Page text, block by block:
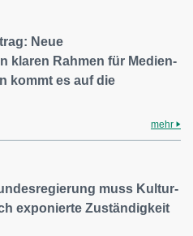
Neue
klaren Rahmen für Medien-
kommt es auf die
mehr
muss Kultur-
exponierte Zuständigkeit